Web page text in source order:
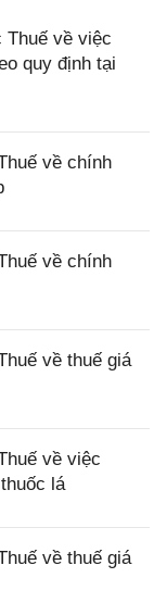
Thuế về việc
quy định tại
về chính
về chính
về thuế giá
về việc
lá
về thuế giá